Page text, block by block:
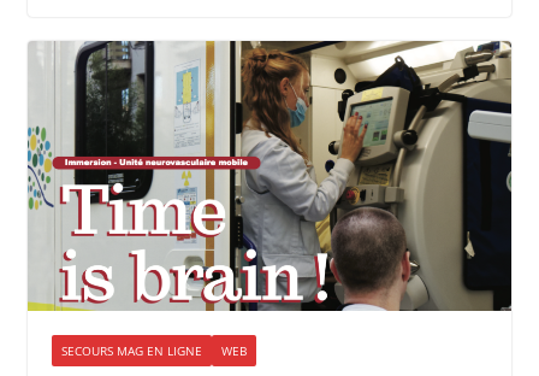
SECOURS MAG EN LIGNE WEB